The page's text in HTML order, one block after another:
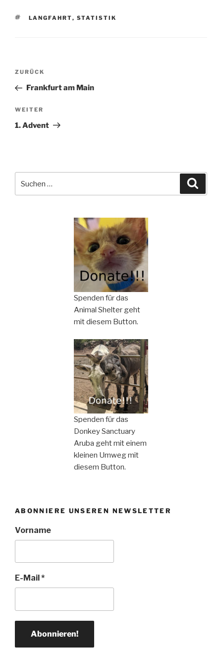
SCHLAGWÖRTER
LANGFAHRT, STATISTIK
Beitragsnavigation
Vorheriger
Beitrag
ZURÜCK
Frankfurt am Main
Nächster
Beitrag
WEITER
1. Advent
nach:
Spenden für das
Animal Shelter geht
mit diesem Button.
Spenden für das
Donkey Sanctuary
Aruba geht mit einem
kleinen Umweg mit
diesem Button.
ABONNIERE UNSEREN NEWSLETTER
Vorname
E-Mail*